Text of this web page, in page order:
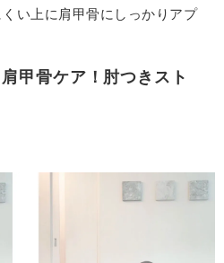
い上に肩甲骨にしっかりアプ
甲骨ケア！肘つきスト